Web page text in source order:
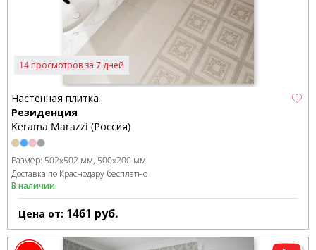
14 просмотров за 7 дней
Настенная плитка
Резиденция
Kerama Marazzi (Россия)
Размер: 502x502 мм 500x200 мм
Доставка по Краснодару бесплатно
В наличии
Цена от: 1461 руб.